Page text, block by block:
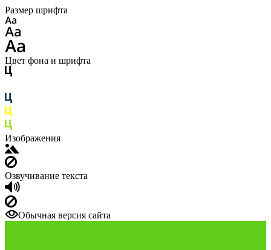
Размер шрифта
Цвет фона и шрифта
Изображения
Озвучивание текста
Обычная версия сайта